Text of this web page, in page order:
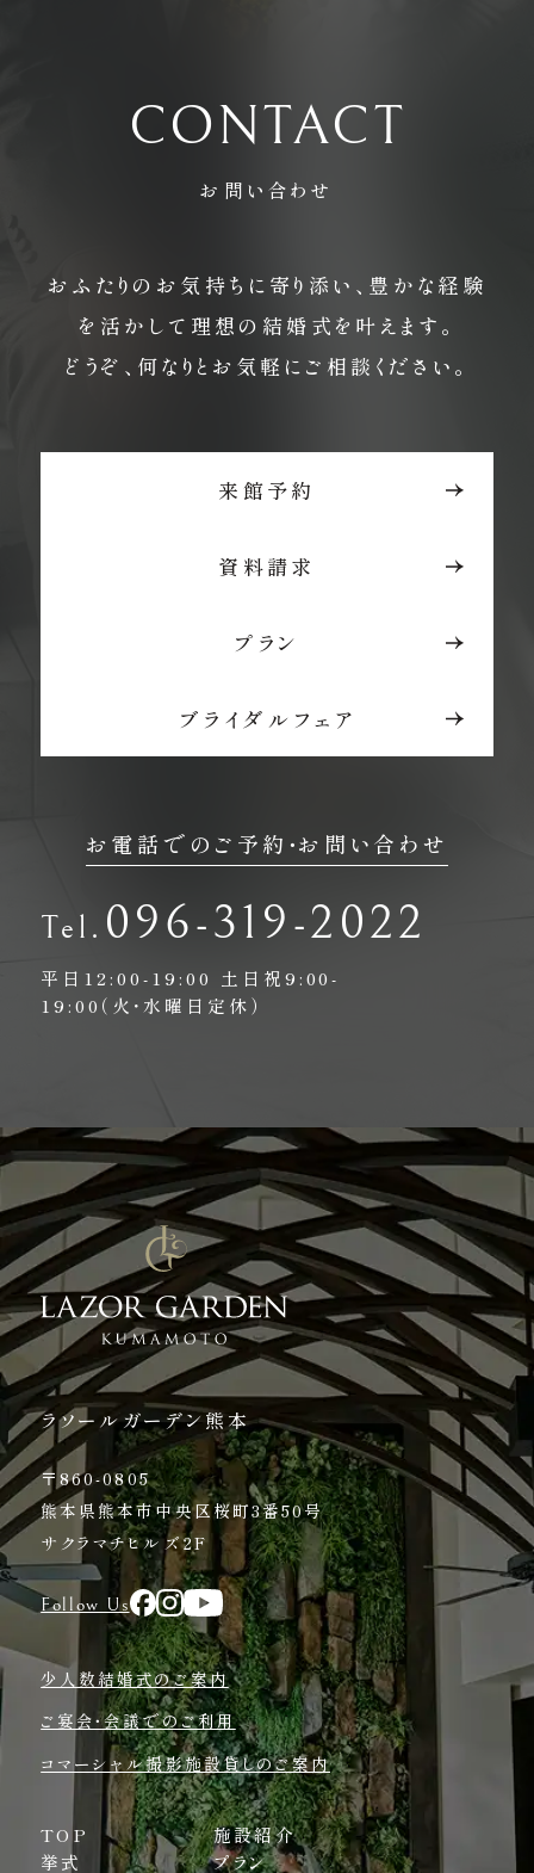
CONTACT
お問い合わせ
おふたりのお気持ちに寄り添い、豊かな経験
を活かして理想の結婚式を叶えます。
どうぞ、何なりとお気軽にご相談ください。
来館予約
資料請求
プラン
ブライダルフェア
お電話でのご予約・お問い合わせ
096-319-2022
平日12:00-19:00 土日祝9:00-
19:00（火・水曜日定休）
ラソールガーデン熊本
〒860-0805
熊本県熊本市中央区桜町3番50号
サクラマチヒルズ2F
Follow Us
少人数結婚式のご案内
ご宴会・会議でのご利用
コマーシャル撮影施設貸しのご案内
TOP
挙式
施設紹介
プラン